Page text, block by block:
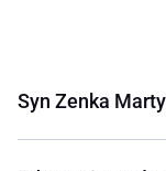
Syn Zenka